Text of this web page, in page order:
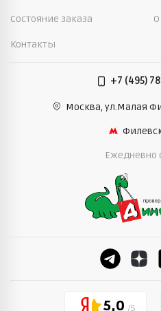
Состояние заказа
Контакты
+7 (495)
Москва, ул.Малая
Ежедневно
5,0